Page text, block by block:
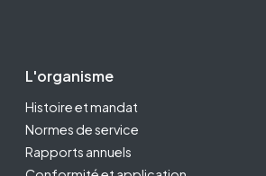
Footer Second
L'organisme
Histoire et mandat
Normes de service
Rapports annuels